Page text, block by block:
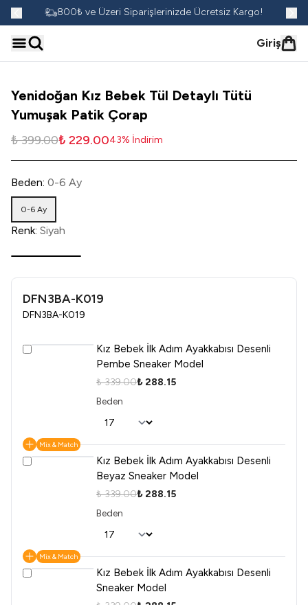
800₺ ve Üzeri Siparişlerinizde Ücretsiz Kargo!
Giriş
Yenidoğan Kız Bebek Tül Detaylı Tütü
Yumuşak Patik Çorap
₺ 399.00₺ 229.0043% İndirim
Beden: 0-6 Ay
0-6 Ay
Renk: Siyah
DFN3BA-K019
DFN3BA-K019
Kız Bebek İlk Adım Ayakkabısı Desenli
Pembe Sneaker Model
₺ 339.00₺ 288.15
Beden
Mix & Match
Kız Bebek İlk Adım Ayakkabısı Desenli
Beyaz Sneaker Model
₺ 339.00₺ 288.15
Beden
Mix & Match
Kız Bebek İlk Adım Ayakkabısı Desenli
Sneaker Model